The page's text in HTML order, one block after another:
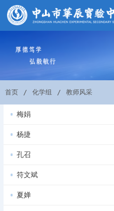
首页 化学组 教师风采
梅娟
杨捷
孔召
符文斌
夏婵